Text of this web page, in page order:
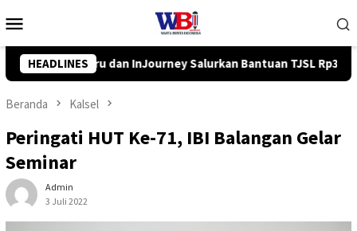
ke
Mobile
HEADLINES
Bantuan TJSL Rp319 Juta Pemkab Balangan
Beranda Kalsel
Peringati HUT Ke-71, IBI Balangan Gelar
Seminar
Admin
3 Juli 2022